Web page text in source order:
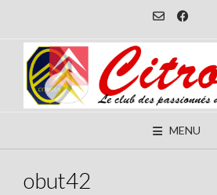
content
MENU
obut42